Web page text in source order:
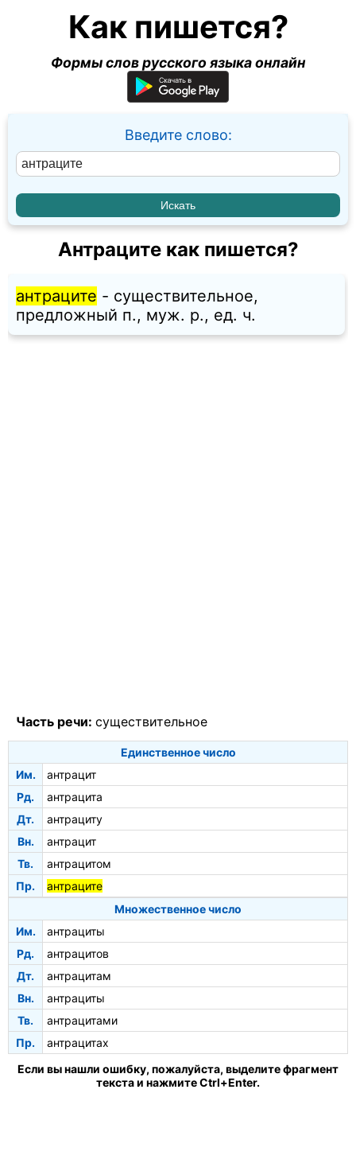
Как пишется?
Формы слов русского языка онлайн
Введите слово:
Антраците как пишется?
антраците - существительное,
предложный п., муж. p., ед. ч.
Часть речи: существительное
Единственное число
Им.
антрацит
Рд.
антрацита
Дт.
антрациту
Вн.
антрацит
Тв.
антрацитом
Пр.
антраците
Множественное число
Им.
антрациты
Рд.
антрацитов
Дт.
антрацитам
Вн.
антрациты
Тв.
антрацитами
Пр.
антрацитах
Если вы нашли ошибку, пожалуйста, выделите фрагмент
текста и нажмите Ctrl+Enter.